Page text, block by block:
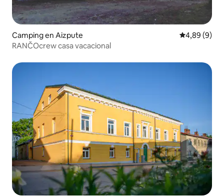
Camping en Aizpute Calificación
4,89 (9)
RANČOcrew casa vacacional